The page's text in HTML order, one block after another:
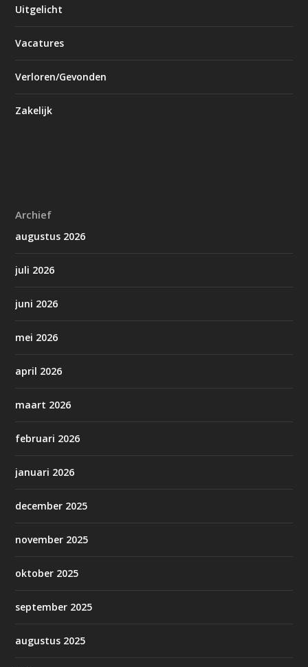
Uitgelicht
Vacatures
Verloren/Gevonden
Zakelijk
Archief
augustus 2026
juli 2026
juni 2026
mei 2026
april 2026
maart 2026
februari 2026
januari 2026
december 2025
november 2025
oktober 2025
september 2025
augustus 2025